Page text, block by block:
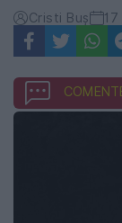
Cristi Buș